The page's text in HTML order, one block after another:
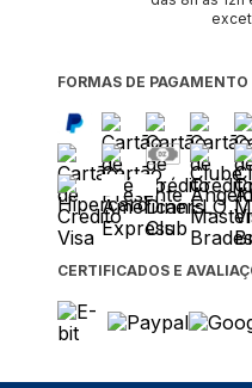
FORMAS DE PAGAMENTO
CERTIFICADOS E